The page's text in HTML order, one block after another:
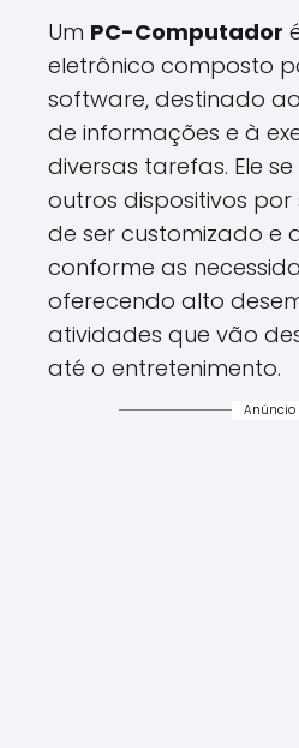
Um PC-Computador
eletrônico composto
software, destinado
de informações e à
diversas tarefas. Ele
outros dispositivos
de ser customizado e
conforme as
oferecendo alto
atividades que vão
até o entretenimento.
Anúncio